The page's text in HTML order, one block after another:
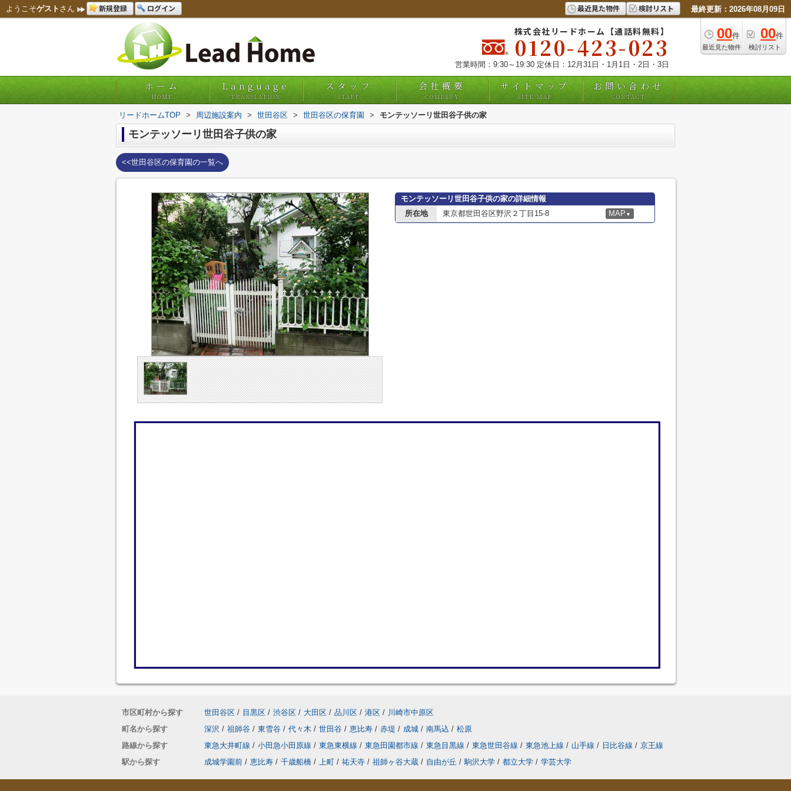
ようこそゲスト さん 新規登録 ログイン 最近見た物件 検討リスト 最終更新：2026年08月09日
00件
最近見た物件
00件
検討リスト
株式会社リードホーム【通話料無料】
0120-423-023
営業時間：9:30～19:30 定休日：12月31日・1月1日・2日・3日
ホーム
HOME
Language
TRANSLATION
スタッフ
STAFF
会社概要
COMPANY
サイトマップ
SITE MAP
お問い合わせ
CONTACT
リードホームTOP > 周辺施設案内 > 世田谷区 > 世田谷区の保育園 > モンテッソーリ世田谷子供の家
モンテッソーリ世田谷子供の家
<<世田谷区の保育園の一覧へ
モンテッソーリ世田谷子供の家の詳細情報
所在地
東京都世田谷区野沢２丁目15-8 MAP ▼
市区町村から探す 世田谷区 / 目黒区 / 渋谷区 / 大田区 / 品川区 / 港区 / 川崎市中原区
町名から探す
深沢 / 祖師谷 / 東雪谷 / 代々木 / 世田谷 / 恵比寿 / 赤堤 / 成城 / 南馬込 / 松原
路線から探す
東急大井町線 / 小田急小田原線 / 東急東横線 / 東急田園都市線 / 東急目黒線 / 東急世田谷線 / 東急池上線 / 山手線 / 日比谷線 / 京王線
駅から探す
成城学園前 / 恵比寿 / 千歳船橋 / 上町 / 祐天寺 / 祖師ヶ谷大蔵 / 自由が丘 / 駒沢大学 / 都立大学 / 学芸大学